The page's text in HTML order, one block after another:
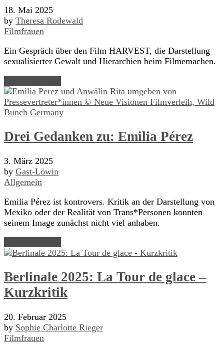
18. Mai 2025
by Theresa Rodewald
Filmfrauen
Ein Gespräch über den Film HARVEST, die Darstellung
sexualisierter Gewalt und Hierarchien beim Filmemachen.
Drei Gedanken zu: Emilia Pérez
3. März 2025
by Gast-Löwin
Allgemein
Emilia Pérez ist kontrovers. Kritik an der Darstellung von
Mexiko oder der Realität von Trans*Personen konnten
seinem Image zunächst nicht viel anhaben.
Berlinale 2025: La Tour de glace –
Kurzkritik
20. Februar 2025
by Sophie Charlotte Rieger
Filmfrauen